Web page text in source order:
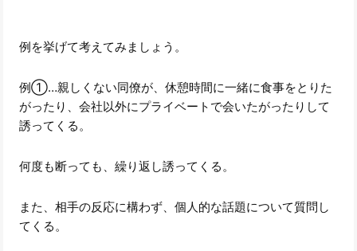
例を挙げて考えてみましょう。
例①…親しくない同僚が、休憩時間に一緒に食事をとりた
がったり、会社以外にプライベートで会いたがったりして
誘ってくる。
何度も断っても、繰り返し誘ってくる。
また、相手の反応に構わず、個人的な話題について質問し
てくる。